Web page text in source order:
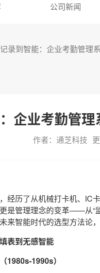
公司新闻
录到智能：企业考勤管理
企业考勤管
作者：通芝科技
经历了从机械打卡机、IC
是管理理念的变革——从“
来智能时代的选型方法论
表到无感智能
1980s-1990s）